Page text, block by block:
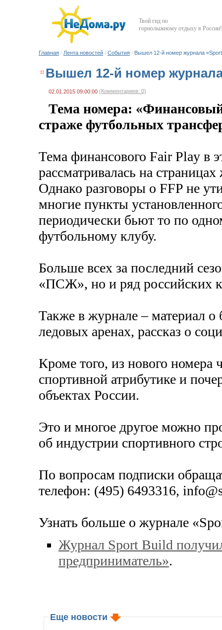
Твой гид по
горнолыжному отдыху в России!
Главная / Лента новостей / События / Вышел 12­-й номер журнала
Вышел 12­-й номер
02.01.2015 09:00:00 (Комментариев: 0)
Тема номера:
страже футбольных
Тема финансового Fair Play в
рассматривалась на
Однако разговоры о FFP не
многие пункты
периодически бьют то по
футбольному клубу.
Больше всех за последний
«ПСЖ», но и ряд российских
Также в журнале – материал о
ледовых аренах, рассказ о
Кроме того, из нового номера
спортивной атрибутике и
объектах России.
Это и многое другое можно
об индустрии спортивного
По вопросам подписки
телефон: (495) 649­33­16,
Узнать больше о журнале
Журнал Sport Build
предприниматель».
Еще новости